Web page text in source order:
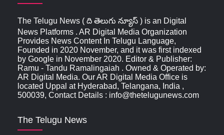
The Telugu News ( ది తెలుగు న్యూస్‌ ) is an Digital
News Platforms . AR Digital Media Organization
Provides News Content In Telugu Language,
Founded in 2020 November, and it was first indexed
by Google in November 2020. Editor & Publisher:
Ramu - Tandu Ramalingaiah . Owned & Operated by:
AR Digital Media. Our AR Digital Media Office is
located Uppal at Hyderabad, Telangana, India ,
500039, Contact Details : info@thetelugunews.com
The Telugu News